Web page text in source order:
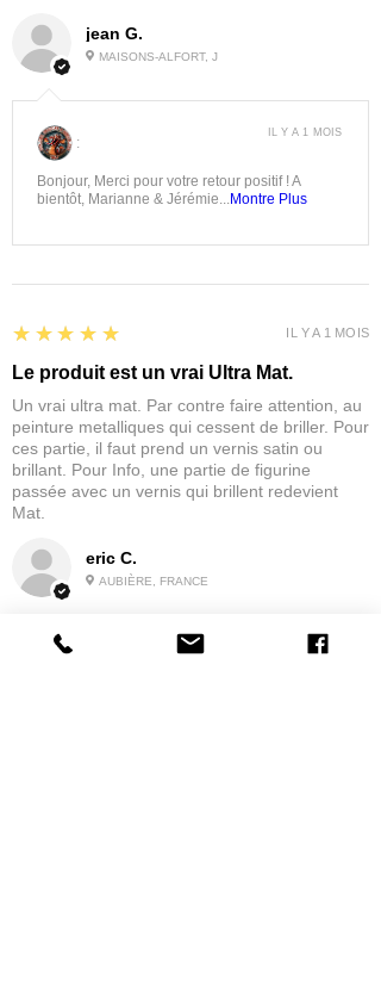
jean G.
MAISONS-ALFORT, J
:
Bonjour, Merci pour votre retour positif ! A
bientôt, Marianne & Jérémie...Montre Plus
IL Y A 1 MOIS
eric C.
AUBIÈRE, FRANCE
5
★★★★★
Le produit est un vrai Ultra Mat.
Un vrai ultra mat. Par contre faire attention, au
peinture metalliques qui cessent de briller. Pour
ces partie, il faut prend un vernis satin ou
brillant. Pour Info, une partie de figurine
passée avec un vernis qui brillent redevient
Mat.
IL Y A 1 MOIS